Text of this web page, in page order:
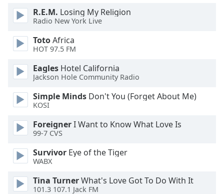
Beginning
dialog
window.
cancel
and
close
window.
Text
Color
Opacity
R.E.M. Losing My Religion
Radio New York Live
TotoAfrica
HOT 97.5 FM
Eagles Hotel California
Jackson Hole Community Radio
Simple Minds Don't You (Forget About Me)
KOSI
ForeignerI Want to Know What Love Is
99-7 CVS
Survivor Eye of the Tiger
WABX
Tina TurnerWhat's Love Got To Do With It
101.3 107.1 Jack FM